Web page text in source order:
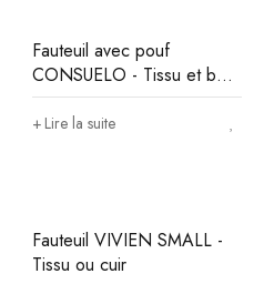
Fauteuil avec pouf
CONSUELO - Tissu et bois
foncé
Lire la suite
Fauteuil VIVIEN SMALL -
Tissu ou cuir